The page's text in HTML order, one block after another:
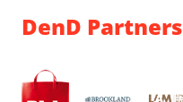
DenD Partners